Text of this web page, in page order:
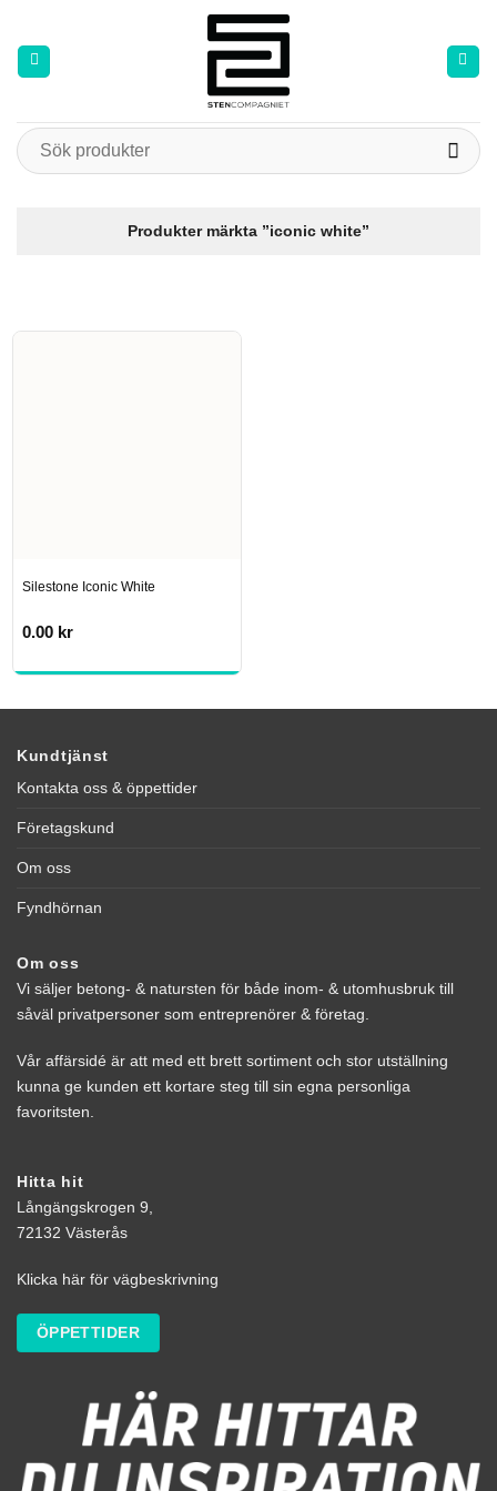
content
Sök
efter:
Produkter märkta ”iconic white”
Silestone Iconic White
0.00 kr
Kundtjänst
Kontakta oss & öppettider
Företagskund
Om oss
Fyndhörnan
Om oss
Vi säljer betong- & natursten för både inom- & utomhusbruk till
såväl privatpersoner som entreprenörer & företag.
Vår affärsidé är att med ett brett sortiment och stor utställning
kunna ge kunden ett kortare steg till sin egna personliga
favoritsten.
Hitta hit
Långängskrogen 9,
72132 Västerås
Klicka här för vägbeskrivning
ÖPPETTIDER